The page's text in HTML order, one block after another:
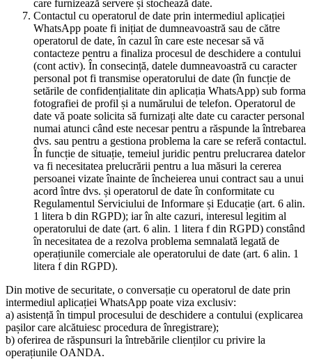
care furnizează servere și stochează date.
Contactul cu operatorul de date prin intermediul aplicației
WhatsApp poate fi inițiat de dumneavoastră sau de către
operatorul de date, în cazul în care este necesar să vă
contacteze pentru a finaliza procesul de deschidere a contului
(cont activ). În consecință, datele dumneavoastră cu caracter
personal pot fi transmise operatorului de date (în funcție de
setările de confidențialitate din aplicația WhatsApp) sub forma
fotografiei de profil și a numărului de telefon. Operatorul de
date vă poate solicita să furnizați alte date cu caracter personal
numai atunci când este necesar pentru a răspunde la întrebarea
dvs. sau pentru a gestiona problema la care se referă contactul.
În funcție de situație, temeiul juridic pentru prelucrarea datelor
va fi necesitatea prelucrării pentru a lua măsuri la cererea
persoanei vizate înainte de încheierea unui contract sau a unui
acord între dvs. și operatorul de date în conformitate cu
Regulamentul Serviciului de Informare și Educație (art. 6 alin.
1 litera b din RGPD); iar în alte cazuri, interesul legitim al
operatorului de date (art. 6 alin. 1 litera f din RGPD) constând
în necesitatea de a rezolva problema semnalată legată de
operațiunile comerciale ale operatorului de date (art. 6 alin. 1
litera f din RGPD).
Din motive de securitate, o conversație cu operatorul de date prin
intermediul aplicației WhatsApp poate viza exclusiv:
a) asistență în timpul procesului de deschidere a contului (explicarea
pașilor care alcătuiesc procedura de înregistrare);
b) oferirea de răspunsuri la întrebările clienților cu privire la
operațiunile OANDA.